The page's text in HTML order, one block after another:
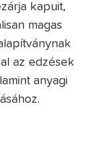
kapuit,
magas
az edzések
anyagi